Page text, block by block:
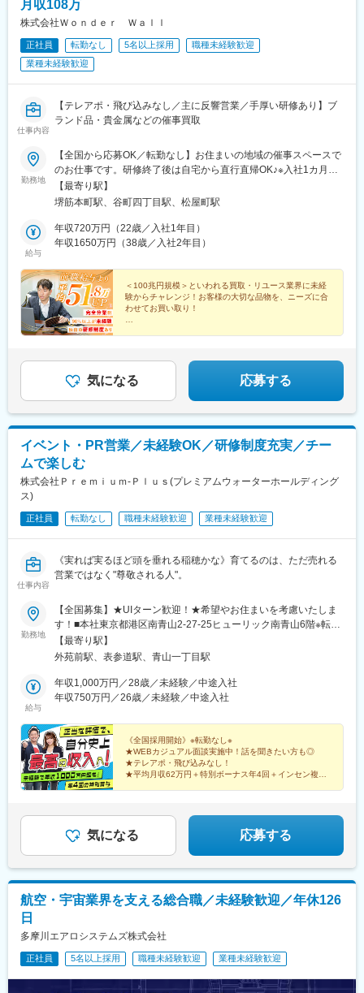
月収108万
株式会社Ｗｏｎｄｅｒ Ｗａｌｌ
正社員 転勤なし 5名以上採用
職種未経験歓迎
業種未経験歓迎
仕事内容
【テレアポ・飛び込みなし／主に反響営業／手厚い研修あり】ブ
ランド品・貴金属などの催事買取
勤務地
【全国から応募OK／転勤なし】お住まいの地域の催事スペースで
のお仕事です。研修終了後は自宅から直行直帰OK♪※入社1カ月目
～最長3カ月目までは大阪本社で研修を受けていただきます。その
間のお住まいなどは会社でご用意しますのでご安心ください（自
筋本町千寿ビル6F＜アクセス＞地下鉄堺筋線「堺筋本町駅」徒歩
5分地下鉄谷町線「谷町四丁目駅」徒歩7分※勤務地の受動喫煙対
【最寄り駅】
堺筋本町駅、谷町四丁目駅、松屋町駅
給与
年収720万円（22歳／入社1年目）
年収1650万円（38歳／入社2年目）
＜100兆円規模＞といわれる買取・リユース業界に未経
験からチャレンジ！お客様の大切な品物を、ニーズに合
わせてお買い取り！
▼気になる内容をチェック▼
気になる 応募する
イベント・PR営業／未経験OK／研修制度充実／チー
ムで楽しむ
株式会社Ｐｒｅｍｉｕｍ‐Ｐｌｕｓ(プレミアムウォーターホールディング
ス)
正社員 転勤なし 職種未経験歓迎 業種未経験歓迎
仕事内容
《実れば実るほど頭を垂れる稲穂かな》育てるのは、ただ売れる
営業ではなく"尊敬される人"。
勤務地
【全国募集】★UIターン歓迎！★希望やお住まいを考慮いたしま
す！■本社東京都港区南青山2-27-25ヒューリック南青山6階※転勤
なし※本社に出社する必要はないため、全国各地で勤務可能です
◎■勤務地・全国のイベント会場や大型ショッピングモール北海
勤務候補地：北海道、青森県、岩手県、宮城県、秋田県、山形
県、福島県、茨城県、栃木県、群馬県、埼玉県、千葉県、東京
県、岐阜県、静岡県、愛知県、三重県、滋賀県、京都府、大阪
府、兵庫県、奈良県、和歌山県、鳥取県、島根県、岡山県、広島
県、山口県、徳島県、香川県、愛媛県、高知県、福岡県、佐賀
県、長崎県、熊本県、大分県、宮崎県、鹿児島県、沖縄県
【最寄り駅】
外苑前駅、表参道駅、青山一丁目駅
給与
年収1,000万円／28歳／未経験／中途入社
年収750万円／26歳／未経験／中途入社
《全国採用開始》※転勤なし※
★WEBカジュアル面談実施中！話を聞きたい方も◎
★テレアポ・飛び込みなし！
★平均月収62万円＋特別ボーナス年4回＋インセン複数
気になる 応募する
航空・宇宙業界を支える総合職／未経験歓迎／年休126
日
多摩川エアロシステムズ株式会社
正社員 5名以上採用 職種未経験歓迎 業種未経験歓迎